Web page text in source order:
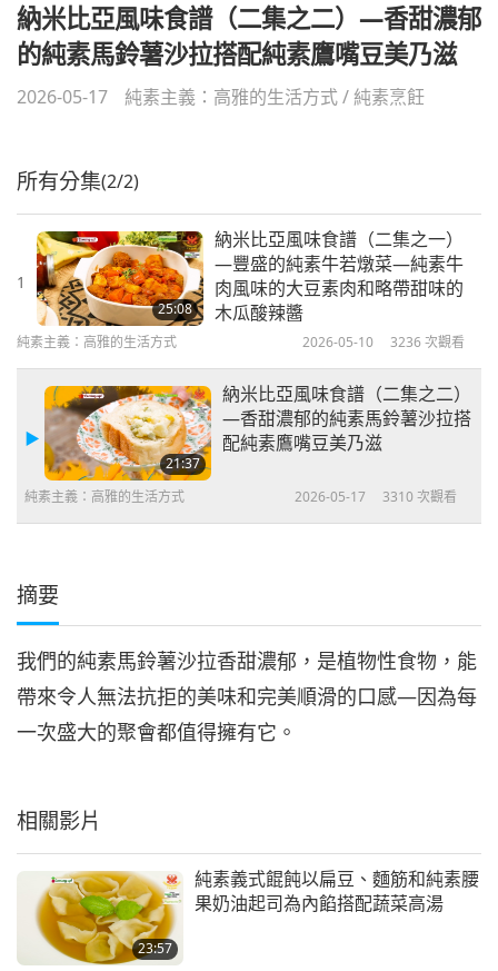
納米比亞風味食譜（二集之二）—香甜濃郁
的純素馬鈴薯沙拉搭配純素鷹嘴豆美乃滋
2026-05-17 純素主義：高雅的生活方式/ 純素烹飪
所有分集(2/2)
1
25:08
納米比亞風味食譜（二集之一）
—豐盛的純素牛若燉菜—純素牛
肉風味的大豆素肉和略帶甜味的
木瓜酸辣醬
純素主義：高雅的生活方式 2026-05-10 3236次觀看
21:37
納米比亞風味食譜（二集之二）
—香甜濃郁的純素馬鈴薯沙拉搭
配純素鷹嘴豆美乃滋
純素主義：高雅的生活方式 2026-05-17 3310 次觀看
摘要
我們的純素馬鈴薯沙拉香甜濃郁，是植物性食物，能
帶來令人無法抗拒的美味和完美順滑的口感—因為每
一次盛大的聚會都值得擁有它。
相關影片
23:57
純素義式餛飩以扁豆、麵筋和純素腰
果奶油起司為內餡搭配蔬菜高湯